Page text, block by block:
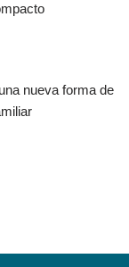
nueva forma de